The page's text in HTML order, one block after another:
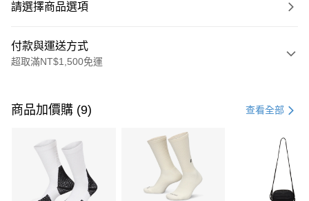
請選擇商品選項
付款與運送方式
超取滿NT$1,500免運
信用卡一次付款
3 期 0 利率 每期 21家銀行
合作金庫商業銀行
第一商業銀行
華南商業銀行
彰化商業銀行
商品加價購 (9) 查看全部